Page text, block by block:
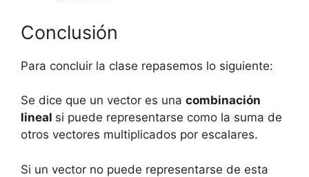
Conclusión
Para concluir la clase repasemos lo siguiente:
Se dice que un vector es una combinación
lineal si puede representarse como la suma de
otros vectores multiplicados por escalares.
Si un vector no puede representarse de esta